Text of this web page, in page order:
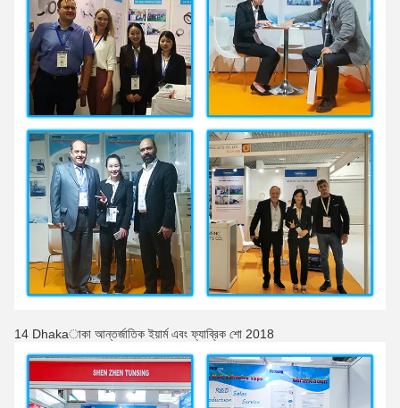
14 Dhakaাকা আন্তর্জাতিক ইয়ার্ম এবং ফ্যাব্রিক শো 2018